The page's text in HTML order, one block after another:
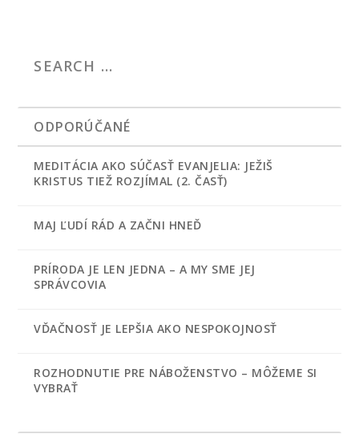
ODPORÚČANÉ
MEDITÁCIA AKO SÚČASŤ EVANJELIA: JEŽIŠ
KRISTUS TIEŽ ROZJÍMAL (2. ČASŤ)
MAJ ĽUDÍ RÁD A ZAČNI HNEĎ
PRÍRODA JE LEN JEDNA – A MY SME JEJ
SPRÁVCOVIA
VĎAČNOSŤ JE LEPŠIA AKO NESPOKOJNOSŤ
ROZHODNUTIE PRE NÁBOŽENSTVO – MÔŽEME SI
VYBRAŤ